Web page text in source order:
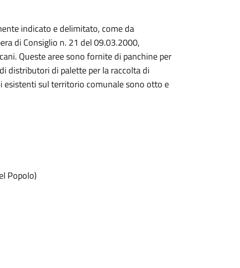
indicato e delimitato, come da
di Consiglio n. 21 del 09.03.2000,
Queste aree sono fornite di panchine per
distributori di palette per la raccolta di
esistenti sul territorio comunale sono otto e
Popolo)